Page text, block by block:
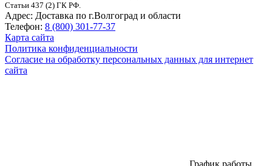
Статьи 437 (2) ГК РФ.
Адрес: Доставка по г.Волгоград и области
Телефон: 8 (800) 301-77-37
Карта сайта
Политика конфиденциальности
Согласие на обработку персональных данных для интернет
сайта